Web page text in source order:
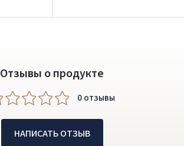
Отзывы о продукте
0 oтзывы
НАПИСАТЬ ОТЗЫВ